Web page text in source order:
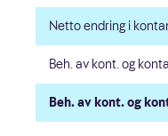
Netto endring i
Beh. av kont. og
Beh. av kont. og